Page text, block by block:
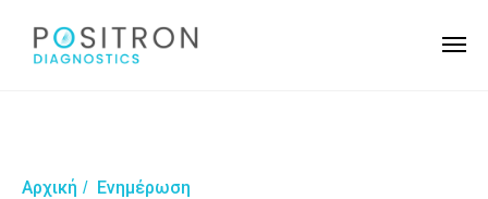
Αρχική / Ενημέρωση